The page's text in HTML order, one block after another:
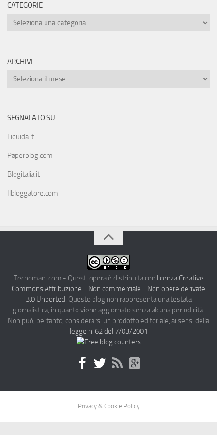
CATEGORIE
ARCHIVI
SEGNALATO SU
Liquida.it
Paperblog.com
Blogitalia.it
Ilbloggatore.com
Tecnomani.com - Quest' opera è distribuita con licenza Creative
Commons Attribuzione - Non commerciale - Non opere derivate
3.0 Unported. Questo blog non rappresenta una testata
giornalistica, in quanto viene aggiornato senza alcuna periodicità.
Non può, pertanto, considerarsi un prodotto editoriale, ai sensi della
legge n. 62 del 7/03/2001
Privacy & Cookie Policy